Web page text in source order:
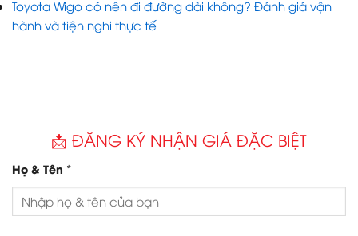
Toyota Wigo có nên đi đường dài không? Đánh giá vận
hành và tiện nghi thực tế
📩 ĐĂNG KÝ NHẬN GIÁ ĐẶC BIỆT
Họ & Tên *